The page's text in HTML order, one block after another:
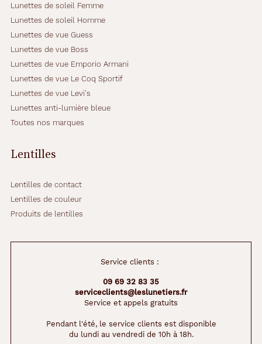
Lunettes de soleil Femme
Lunettes de soleil Homme
Lunettes de vue Guess
Lunettes de vue Boss
Lunettes de vue Emporio Armani
Lunettes de vue Le Coq Sportif
Lunettes de vue Levi's
Lunettes anti-lumière bleue
Toutes nos marques
Lentilles
Lentilles de contact
Lentilles de couleur
Produits de lentilles
Service clients :
09 69 32 83 35
serviceclients@leslunetiers.fr
Service et appels gratuits
Pendant l'été, le service clients est disponible
du lundi au vendredi de 10h à 18h.